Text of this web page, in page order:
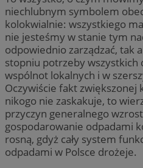
niechlubnym symbolem
kolokwialnie: wszystkiego
nie jesteśmy w stanie tym
odpowiednio zarządzać, tak
stopniu potrzeby wszystkich
wspólnot lokalnych i w
Oczywiście fakt zwiększonej
nikogo nie zaskakuje, to
przyczyn generalnego
gospodarowanie odpadami
rosną, gdyż cały system
odpadami w Polsce drożeje.